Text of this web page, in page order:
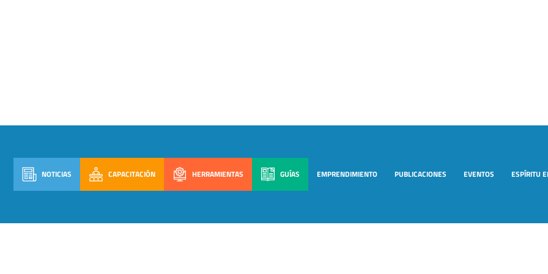
NOTICIAS CAPACITACIÓN HERRAMIENTAS GUÍAS EMPRENDIMIENTO PUBLICACIONES EVENTOS ESPÍRITU